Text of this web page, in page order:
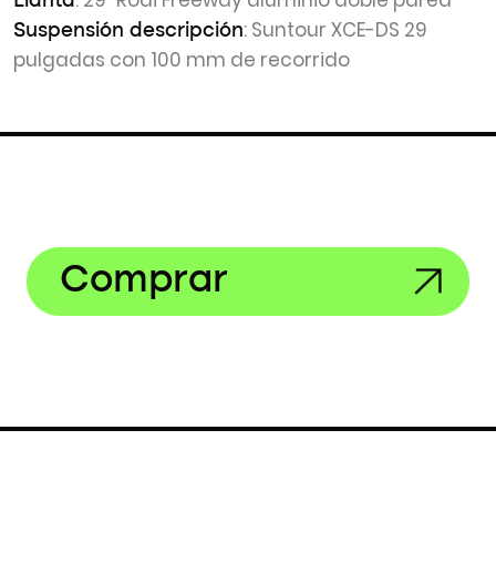
Suspensión descripción: Suntour XCE-DS 29
pulgadas con 100 mm de recorrido
Comprar